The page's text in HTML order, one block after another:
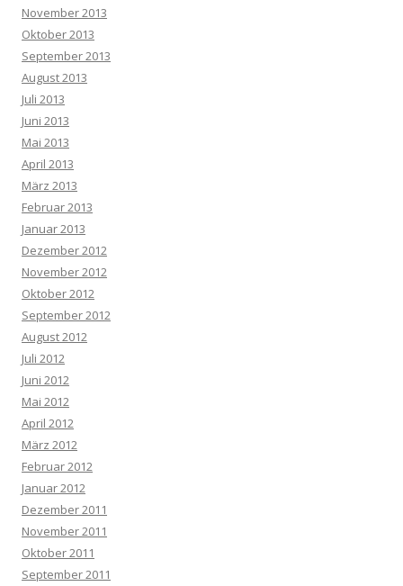
November 2013
Oktober 2013
September 2013
August 2013
Juli 2013
Juni 2013
Mai 2013
April 2013
März 2013
Februar 2013
Januar 2013
Dezember 2012
November 2012
Oktober 2012
September 2012
August 2012
Juli 2012
Juni 2012
Mai 2012
April 2012
März 2012
Februar 2012
Januar 2012
Dezember 2011
November 2011
Oktober 2011
September 2011